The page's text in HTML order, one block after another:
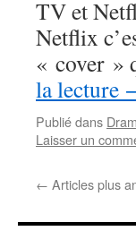
TV et
Netflix
« cover »
la lecture
Publié dans
Laisser un
← Articles plus